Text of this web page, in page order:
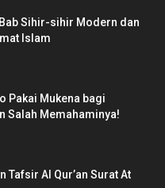
Sihir-sihir Modern dan
Islam
Pakai Mukena bagi
Salah Memahaminya!
Tafsir Al Qur’an Surat At